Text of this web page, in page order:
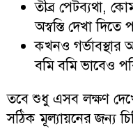
তীব্র পেটব্যথা,
অস্বস্তি দেখা দিতে
কখনও গর্ভাবস্থার
বমি বমি ভাবেও
তবে শুধু এসব লক্ষণ
সঠিক মূল্যায়নের জন্য